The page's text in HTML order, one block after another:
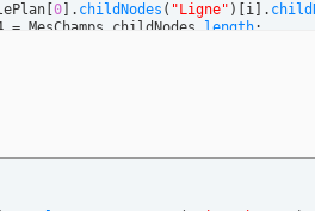
0 . childNodes ( "Ligne" ) i .
= MesChamps.childNodes. length;